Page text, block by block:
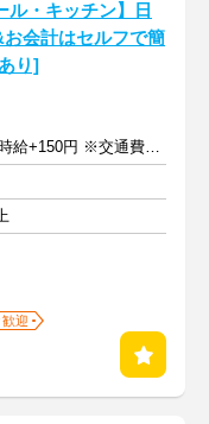
ル・キッチン】日
会計はセルフで簡
り]
時給1050円～【早朝】時給+150円 ※交通費支給
迎